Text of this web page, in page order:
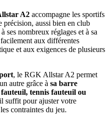
A2 accompagne les sportifs
précision, aussi bien en club
ses nombreux réglages et à sa
aux différentes
et aux exigences de plusieurs
, le RGK Allstar A2 permet
autre grâce à sa barre
tennis fauteuil ou
suffit pour ajuster votre
contraintes du jeu.